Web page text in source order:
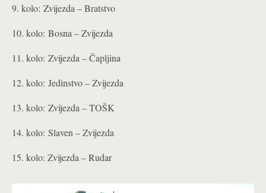
9. kolo: Zvijezda – Bratstvo
10. kolo: Bosna – Zvijezda
11. kolo: Zvijezda – Čapljina
12. kolo: Jedinstvo – Zvijezda
13. kolo: Zvijezda – TOŠK
14. kolo: Slaven – Zvijezda
15. kolo: Zvijezda – Rudar